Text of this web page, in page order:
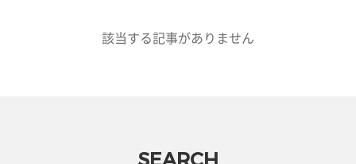
該当する記事がありません